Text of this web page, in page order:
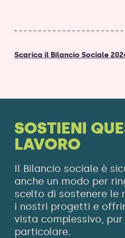
Scarica il Bilancio Sociale
SOSTIENI
LAVORO
Il Bilancio sociale è
anche un modo per
scelto di sostenere le
i nostri progetti e
vista complessivo,
particolare.